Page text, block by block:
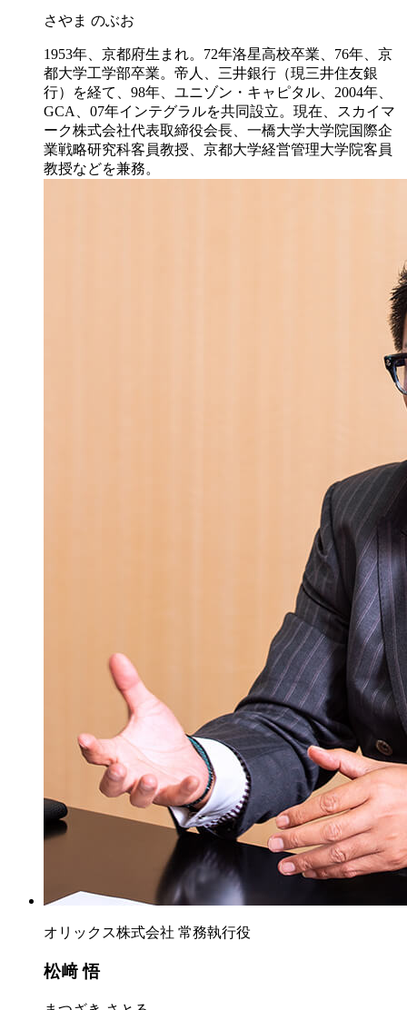
さやま のぶお
1953年、京都府生まれ。72年洛星高校卒業、76年、京
都大学工学部卒業。帝人、三井銀行（現三井住友銀
行）を経て、98年、ユニゾン・キャピタル、2004年、
GCA、07年インテグラルを共同設立。現在、スカイマ
ーク株式会社代表取締役会長、一橋大学大学院国際企
業戦略研究科客員教授、京都大学経営管理大学院客員
教授などを兼務。
オリックス株式会社 常務執行役
松﨑 悟